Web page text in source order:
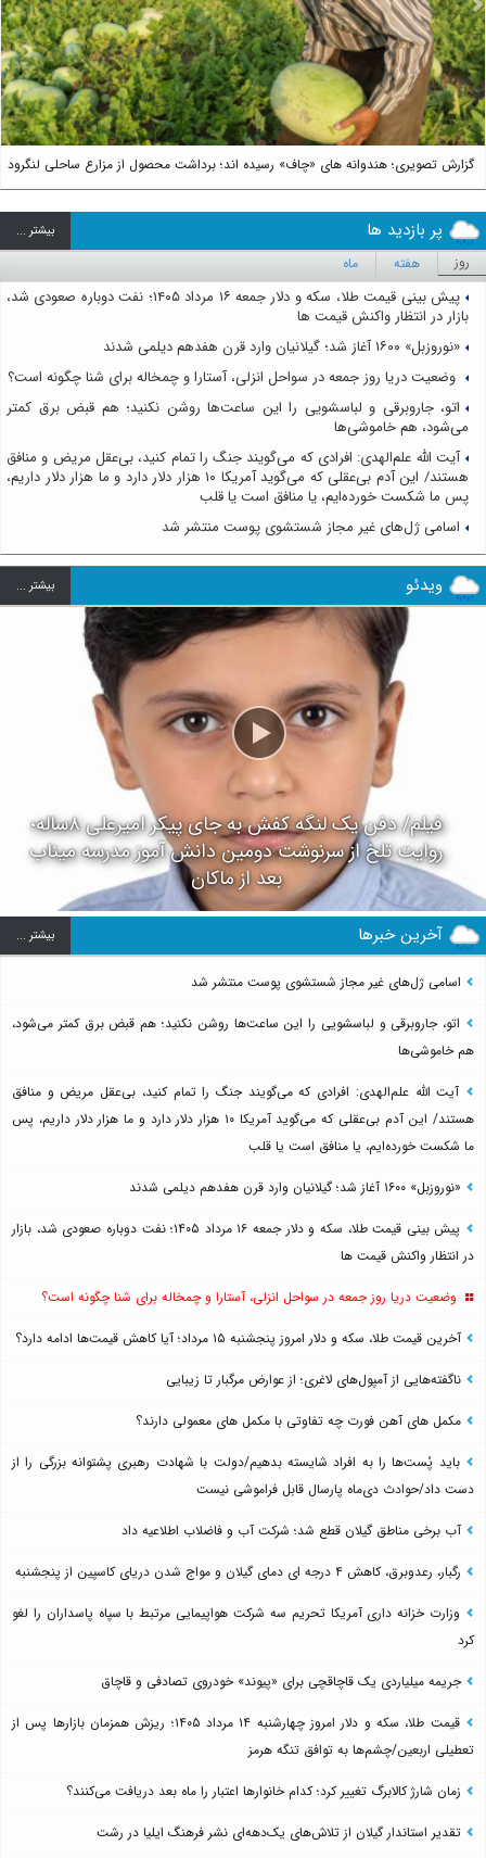
گزارش تصویری؛ هندوانه های «چاف» رسیده اند؛ برداشت محصول از مزارع ساحلی لنگرود
Next
پر بازدید ها بيشتر ...
روز هفته ماه
پیش بینی قیمت طلا، سکه و دلار جمعه ۱۶ مرداد ۱۴۰۵؛ نفت دوباره صعودی شد،
بازار در انتظار واکنش قیمت ها
«نوروزبل» ۱۶۰۰ آغاز شد؛ گیلانیان وارد قرن هفدهم دیلمی شدند
وضعیت دریا روز جمعه در سواحل انزلی، آستارا و چمخاله برای شنا چگونه است؟
اتو، جاروبرقی و لباسشویی را این ساعت‌ها روشن نکنید؛ هم قبض برق کمتر
می‌شود، هم خاموشی‌ها
آیت الله علم‌الهدی: افرادی که می‌گویند جنگ را تمام کنید، بی‌عقل مریض و منافق
هستند/ این آدم بی‌عقلی که می‌گوید آمریکا ۱۰ هزار دلار دارد و ما هزار دلار داریم،
پس ما شکست خورده‌ایم، یا منافق است یا قلب
اسامی ژل‌های غیر مجاز شستشوی پوست منتشر شد
ویدئو بيشتر ...
فیلم/ دفن یک لنگه کفش به جای پیکر امیرعلی ۸ساله؛
روایت تلخ از سرنوشت دومین دانش آموز مدرسه میناب
بعد از ماکان
آخرین خبرها بيشتر ...
اسامی ژل‌های غیر مجاز شستشوی پوست منتشر شد
اتو، جاروبرقی و لباسشویی را این ساعت‌ها روشن نکنید؛ هم قبض برق کمتر می‌شود،
هم خاموشی‌ها
آیت الله علم‌الهدی: افرادی که می‌گویند جنگ را تمام کنید، بی‌عقل مریض و منافق
هستند/ این آدم بی‌عقلی که می‌گوید آمریکا ۱۰ هزار دلار دارد و ما هزار دلار داریم، پس
ما شکست خورده‌ایم، یا منافق است یا قلب
«نوروزبل» ۱۶۰۰ آغاز شد؛ گیلانیان وارد قرن هفدهم دیلمی شدند
پیش بینی قیمت طلا، سکه و دلار جمعه ۱۶ مرداد ۱۴۰۵؛ نفت دوباره صعودی شد، بازار
در انتظار واکنش قیمت ها
وضعیت دریا روز جمعه در سواحل انزلی، آستارا و چمخاله برای شنا چگونه است؟
آخرین قیمت طلا، سکه و دلار امروز پنجشنبه ۱۵ مرداد؛ آیا کاهش قیمت‌ها ادامه دارد؟
ناگفته‌هایی از آمپول‌های لاغری؛ از عوارض مرگبار تا زیبایی
مکمل های آهن فورت چه تفاوتی با مکمل های معمولی دارند؟
باید پُست‌ها را به افراد شایسته بدهیم/دولت با شهادت رهبری پشتوانه بزرگی را از
دست داد/حوادث دی‌ماه پارسال قابل فراموشی نیست
آب برخی مناطق گیلان قطع شد؛ شرکت آب و فاضلاب اطلاعیه داد
رگبار، رعدوبرق، کاهش ۴ درجه ای دمای گیلان و مواج شدن دریای کاسپین از پنجشنبه
وزارت خزانه داری آمریکا تحریم سه شرکت هواپیمایی مرتبط با سپاه پاسداران را لغو
کرد
جریمه میلیاردی یک قاچاقچی برای «پیوند» خودروی تصادفی و قاچاق
قیمت طلا، سکه و دلار امروز چهارشنبه ۱۴ مرداد ۱۴۰۵؛ ریزش همزمان بازارها پس از
تعطیلی اربعین/چشم‌ها به توافق تنگه هرمز
زمان شارژ کالابرگ تغییر کرد؛ کدام خانوارها اعتبار را ماه بعد دریافت می‌کنند؟
تقدیر استاندار گیلان از تلاش‌های یک‌دهه‌ای نشر فرهنگ ایلیا در رشت